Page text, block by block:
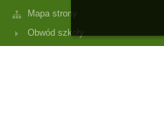
Mapa strony
Obwód szkoły